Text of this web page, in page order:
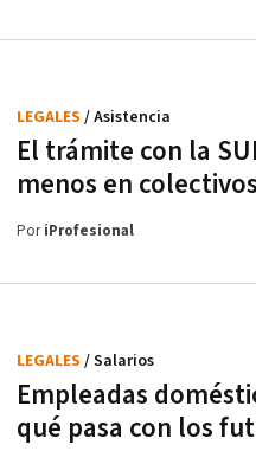
El trámite con la
menos en
LEGALES / Asistencia
PoriProfesional
Empleadas
qué pasa con los
LEGALES / Salarios